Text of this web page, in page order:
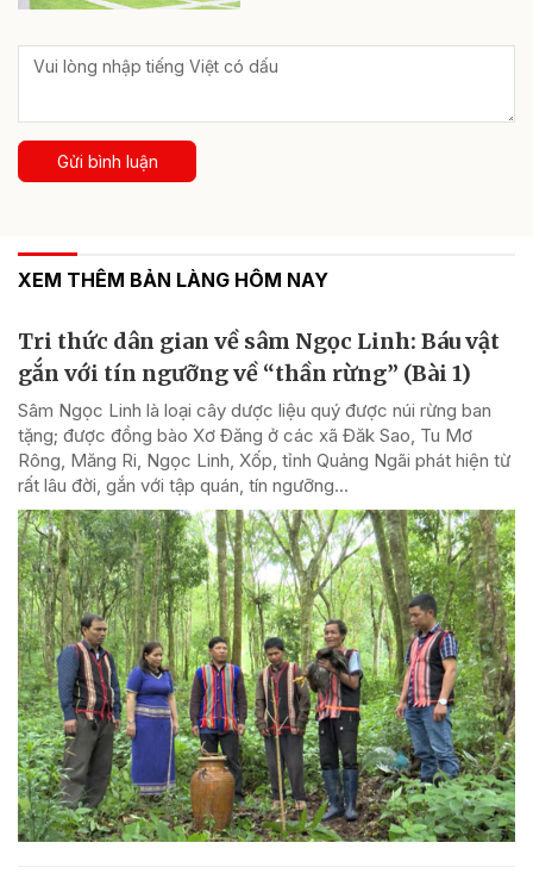
Gửi bình luận
XEM THÊM BẢN LÀNG HÔM NAY
Tri thức dân gian về sâm Ngọc Linh: Báu vật
gắn với tín ngưỡng về “thần rừng” (Bài 1)
Sâm Ngọc Linh là loại cây dược liệu quý được núi rừng ban
tặng; được đồng bào Xơ Đăng ở các xã Đăk Sao, Tu Mơ
Rông, Măng Ri, Ngọc Linh, Xốp, tỉnh Quảng Ngãi phát hiện từ
rất lâu đời, gắn với tập quán, tín ngưỡng...